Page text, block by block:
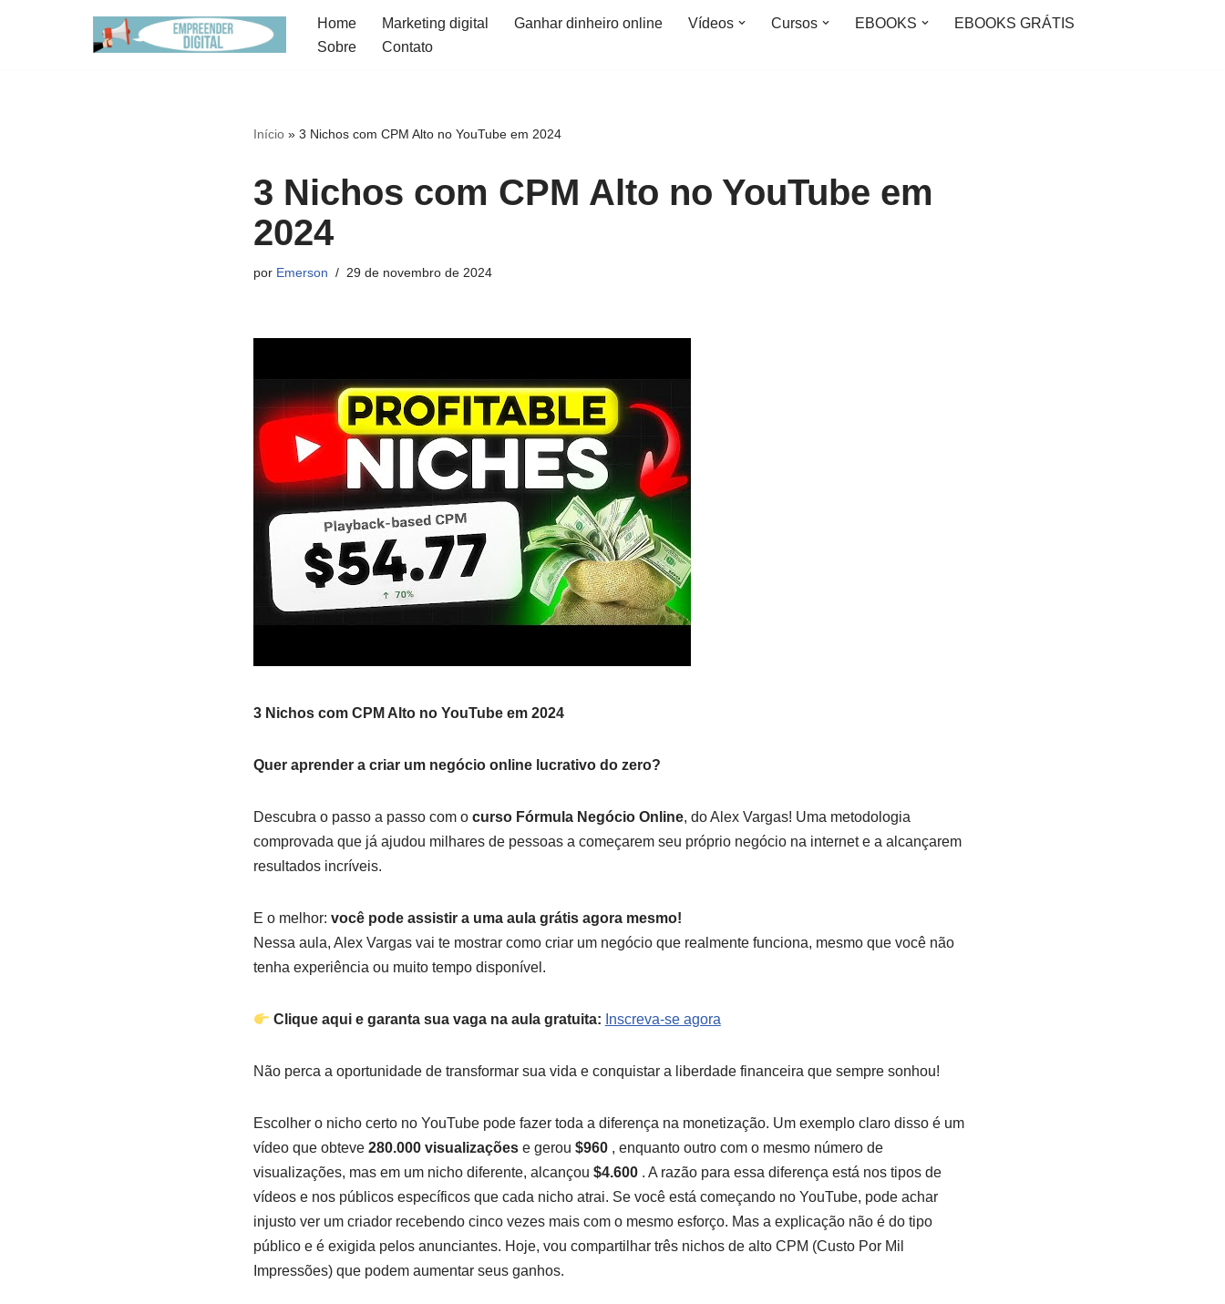
Home Marketing digital Ganhar dinheiro online Vídeos Cursos EBOOKS
EBOOKS GRÁTIS
Sobre
Contato
Início» 3 Nichos com CPM Alto no YouTube em 2024
3 Nichos com CPM Alto no YouTube em
2024
por Emerson 29 de novembro de 2024
3 Nichos com CPM Alto no YouTube em 2024
Quer aprender a criar um negócio online lucrativo do zero?
Descubra o passo a passo com o curso Fórmula Negócio Online, do Alex Vargas! Uma metodologia
comprovada que já ajudou milhares de pessoas a começarem seu próprio negócio na internet e a alcançarem
resultados incríveis.
E o melhor: você pode assistir a uma aula grátis agora mesmo!
Nessa aula, Alex Vargas vai te mostrar como criar um negócio que realmente funciona, mesmo que você não
tenha experiência ou muito tempo disponível.
Clique aqui e garanta sua vaga na aula gratuita: Inscreva-se agora
Não perca a oportunidade de transformar sua vida e conquistar a liberdade financeira que sempre sonhou!
Escolher o nicho certo no YouTube pode fazer toda a diferença na monetização. Um exemplo claro disso é um
vídeo que obteve 280.000 visualizaçõese gerou $960, enquanto outro com o mesmo número de
visualizações, mas em um nicho diferente, alcançou $4.600. A razão para essa diferença está nos tipos de
vídeos e nos públicos específicos que cada nicho atrai. Se você está começando no YouTube, pode achar
injusto ver um criador recebendo cinco vezes mais com o mesmo esforço. Mas a explicação não é do tipo
público e é exigida pelos anunciantes. Hoje, vou compartilhar três nichos de alto CPM (Custo Por Mil
Impressões) que podem aumentar seus ganhos.